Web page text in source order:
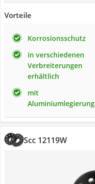
Vorteile
Korrosionsschutz
in verschiedenen
Verbreiterungen
erhältlich
mit
Aluminiumlegierung
Scc 12119W